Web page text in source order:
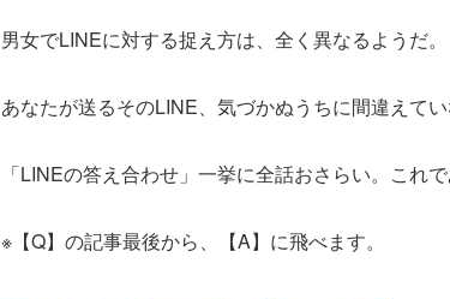
男女でLINEに対する捉え方は、全く異なるようだ。
あなたが送るそのLINE、気づかぬうちに間違えてい
「LINEの答え合わせ」一挙に全話おさらい。これ
※【Q】の記事最後から、【A】に飛べます。